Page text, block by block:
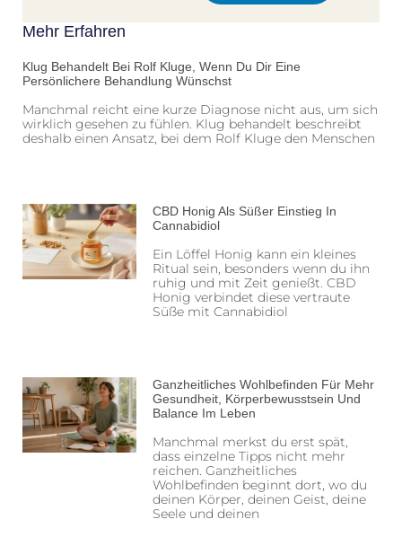
Mehr Erfahren
Klug Behandelt Bei Rolf Kluge, Wenn Du Dir Eine
Persönlichere Behandlung Wünschst
Manchmal reicht eine kurze Diagnose nicht aus, um sich
wirklich gesehen zu fühlen. Klug behandelt beschreibt
deshalb einen Ansatz, bei dem Rolf Kluge den Menschen
CBD Honig Als Süßer Einstieg In
Cannabidiol
Ein Löffel Honig kann ein kleines
Ritual sein, besonders wenn du ihn
ruhig und mit Zeit genießt. CBD
Honig verbindet diese vertraute
Süße mit Cannabidiol
Ganzheitliches Wohlbefinden Für Mehr
Gesundheit, Körperbewusstsein Und
Balance Im Leben
Manchmal merkst du erst spät,
dass einzelne Tipps nicht mehr
reichen. Ganzheitliches
Wohlbefinden beginnt dort, wo du
deinen Körper, deinen Geist, deine
Seele und deinen